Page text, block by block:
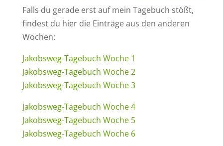
Falls du gerade erst auf mein Tagebuch stößt,
findest du hier die Einträge aus den anderen
Wochen:
Jakobsweg-Tagebuch Woche 1
Jakobsweg-Tagebuch Woche 2
Jakobsweg-Tagebuch Woche 3
Jakobsweg-Tagebuch Woche 4
Jakobsweg-Tagebuch Woche 5
Jakobsweg-Tagebuch Woche 6